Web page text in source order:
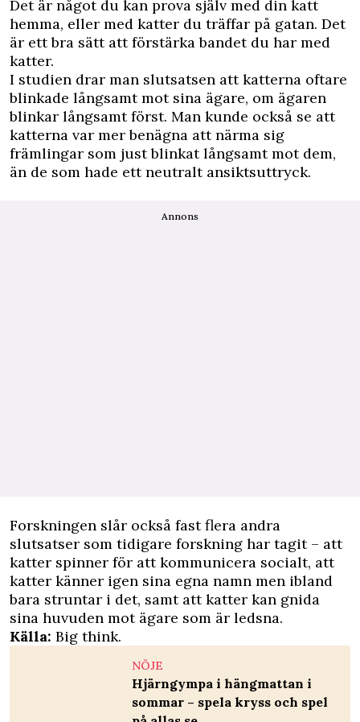
Det är något du kan prova själv med din katt
hemma, eller med katter du träffar på gatan. Det
är ett bra sätt att förstärka bandet du har med
katter.
I studien drar man slutsatsen att katterna oftare
blinkade långsamt mot sina ägare, om ägaren
blinkar långsamt först. Man kunde också se att
katterna var mer benägna att närma sig
främlingar som just blinkat långsamt mot dem,
än de som hade ett neutralt ansiktsuttryck.
Annons
Forskningen slår också fast flera andra
slutsatser som tidigare forskning har tagit – att
katter spinner för att kommunicera socialt, att
katter känner igen sina egna namn men ibland
bara struntar i det, samt att katter kan gnida
sina huvuden mot ägare som är ledsna.
Källa: Big think.
NÖJE
Hjärngympa i hängmattan i
sommar – spela kryss och spel